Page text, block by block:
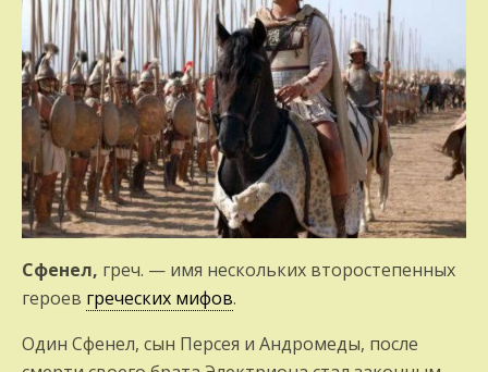
Сфенел, греч. — имя нескольких второстепенных
героев греческих мифов.
Один Сфенел, сын Персея и Андромеды, после